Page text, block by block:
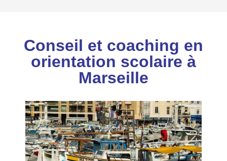
Conseil et coaching en
orientation scolaire à
Marseille